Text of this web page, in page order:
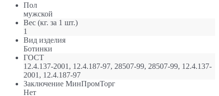
Пол
мужской
Вес (кг. за 1 шт.)
1
Вид изделия
Ботинки
ГОСТ
12.4.137-2001, 12.4.187-97, 28507-99, 28507-99, 12.4.137-
2001, 12.4.187-97
Заключение МинПромТорг
Нет